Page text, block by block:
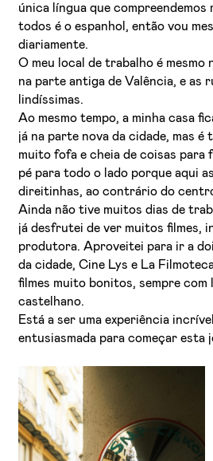
única língua que compreendemos
todos é o espanhol, então vou
diariamente.
O meu local de trabalho é mesmo
na parte antiga de Valência, e as
lindíssimas.
Ao mesmo tempo, a minha casa
já na parte nova da cidade, mas é
muito fofa e cheia de coisas para
pé para todo o lado porque aqui
direitinhas, ao contrário do
Ainda não tive muitos dias de
já desfrutei de ver muitos filmes,
produtora. Aproveitei para ir a
da cidade, Cine Lys e La
filmes muito bonitos, sempre com
castelhano.
Está a ser uma experiência
entusiasmada para começar esta